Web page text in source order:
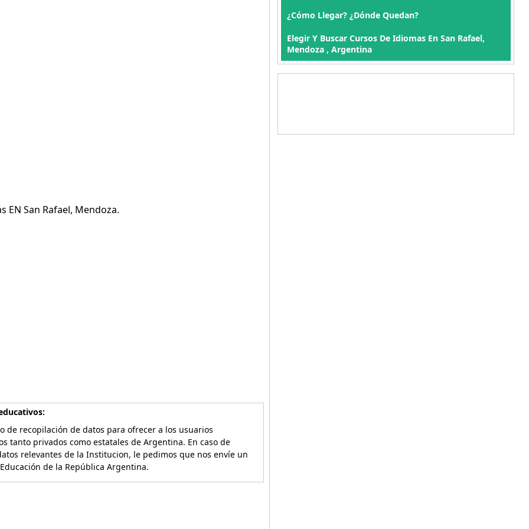
San Rafael, Mendoza.
recopilación de datos para ofrecer a los usuarios
tanto privados como estatales de Argentina. En caso de
relevantes de la Institucion, le pedimos que nos envíe un
de la República Argentina.
¿Cómo Llegar? ¿Dónde Quedan?
Elegir Y Buscar Cursos De Idiomas En San Rafael,
Mendoza , Argentina